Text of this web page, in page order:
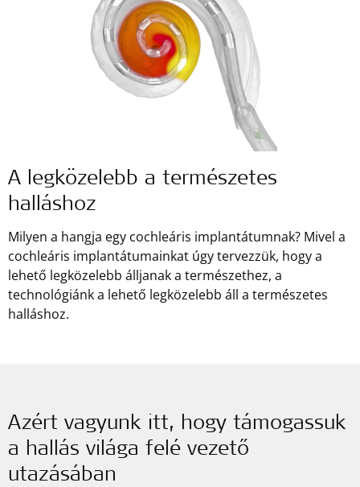
A legközelebb a természetes
halláshoz
Milyen a hangja egy cochleáris implantátumnak? Mivel a
cochleáris implantátumainkat úgy tervezzük, hogy a
lehető legközelebb álljanak a természethez, a
technológiánk a lehető legközelebb áll a természetes
halláshoz.
Azért vagyunk itt, hogy támogassuk
a hallás világa felé vezető
utazásában